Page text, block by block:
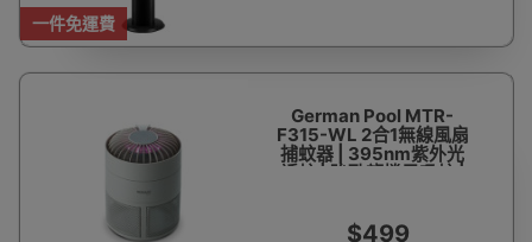
一件免運費
German Pool MTR-
F315-WL 2合1無線風扇
捕蚊器 | 395nm紫外光
誘蚊 | 強勁龍捲風吸蚊 |
$499